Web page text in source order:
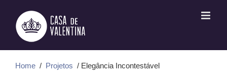
conteúdo
Home / Projetos / Elegância Incontestável